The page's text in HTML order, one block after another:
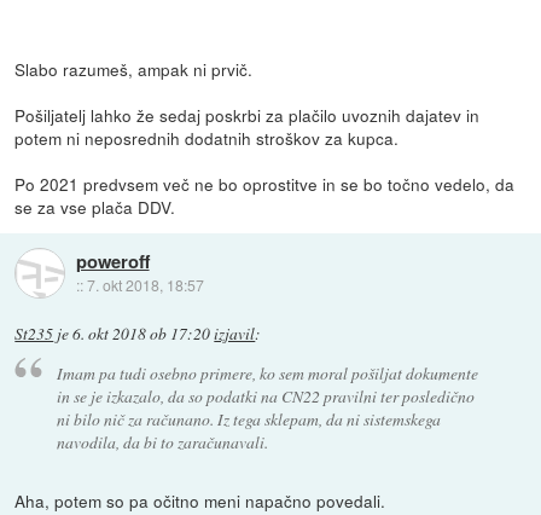
Slabo razumeš, ampak ni prvič.
Pošiljatelj lahko že sedaj poskrbi za plačilo uvoznih dajatev in
potem ni neposrednih dodatnih stroškov za kupca.
Po 2021 predvsem več ne bo oprostitve in se bo točno vedelo, da
se za vse plača DDV.
poweroff
::7. okt 2018, 18:57
St235 je6. okt 2018 ob 17:20izjavil:
Imam pa tudi osebno primere, ko sem moral pošiljat dokumente
in se je izkazalo, da so podatki na CN22 pravilni ter posledično
ni bilo nič za računano. Iz tega sklepam, da ni sistemskega
navodila, da bi to zaračunavali.
Aha, potem so pa očitno meni napačno povedali.